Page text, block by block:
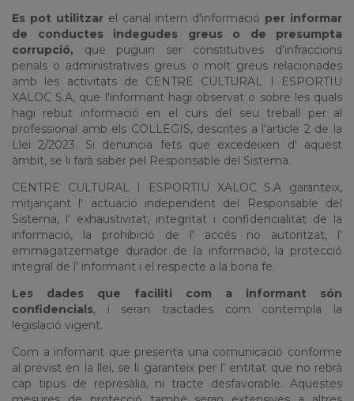
Es pot utilitzarel canal intern d'informació per informar
de conductes indegudes greus o de presumpta
corrupció, que puguin ser constitutives d'infraccions
penals o administratives greus o molt greus relacionades
amb les activitats de CENTRE CULTURAL I ESPORTIU
XALOC S.A, que l'informant hagi observat o sobre les quals
hagi rebut informació en el curs del seu treball per al
professional amb els COL·LEGIS, descrites a l'article 2 de la
Llei 2/2023. Si denuncia fets que excedeixen d' aquest
àmbit, se li farà saber pel Responsable del Sistema.
CENTRE CULTURAL I ESPORTIU XALOC S.A garanteix,
mitjançant l' actuació independent del Responsable del
Sistema, l' exhaustivitat, integritat i confidencialitat de la
informació, la prohibició de l' accés no autoritzat, l'
emmagatzematge durador de la informació, la protecció
integral de l' informant i el respecte a la bona fe.
Les dades que faciliti com a informant són
confidencials, i seran tractades com contempla la
legislació vigent.
Com a infomant que presenta una comunicació conforme
al previst en la llei, se li garanteix per l' entitat que no rebrà
cap tipus de represàlia, ni tracte desfavorable. Aquestes